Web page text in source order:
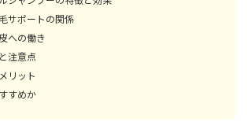
サポートの関係
への働き
注意点
リット
すめか